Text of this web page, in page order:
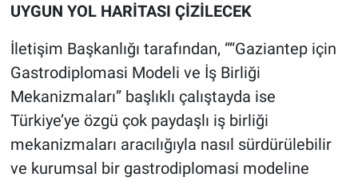
UYGUN YOL HARİTASI ÇİZİLECEK
İletişim Başkanlığı tarafından, ““Gaziantep için
Gastrodiplomasi Modeli ve İş Birliği
Mekanizmaları” başlıklı çalıştayda ise
Türkiye’ye özgü çok paydaşlı iş birliği
mekanizmaları aracılığıyla nasıl sürdürülebilir
ve kurumsal bir gastrodiplomasi modeline